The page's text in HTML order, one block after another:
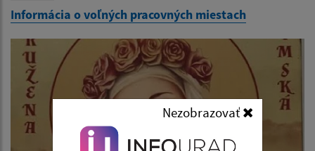
Informácia o voľných pracovných miestach
Nezobrazovať